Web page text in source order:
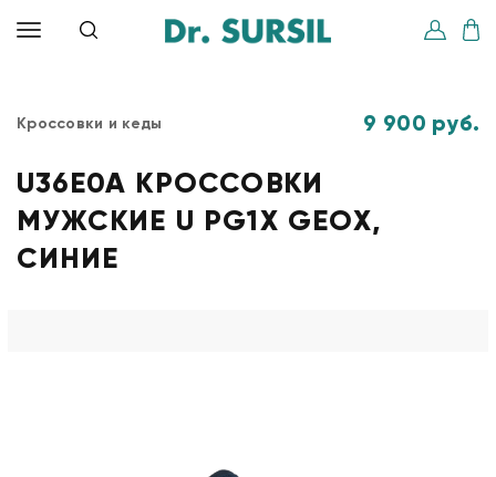
Кроссовки и кеды 9 900 руб.
U36E0A КРОССОВКИ
МУЖСКИЕ U PG1X GEOX,
СИНИЕ